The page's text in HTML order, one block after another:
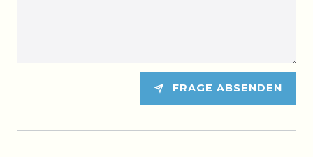
FRAGE ABSENDEN